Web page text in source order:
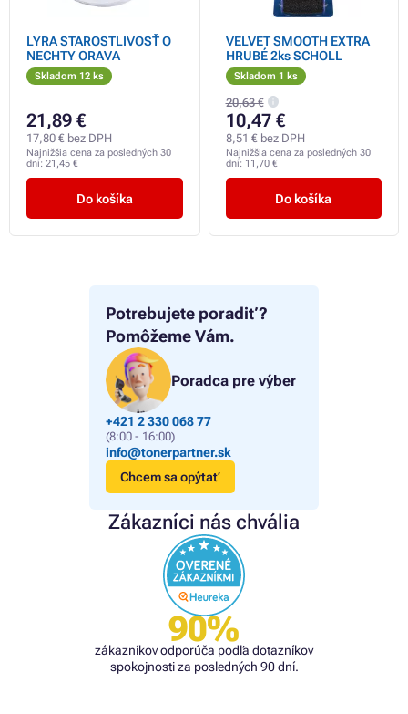
Potrebujete poradiť?
Pomôžeme Vám.
Poradca pre výber
+421 2 330 068 77
(8:00 - 16:00)
info@tonerpartner.sk
Chcem sa opýtať
Zákazníci nás chvália
90%
zákazníkov odporúča podľa dotazníkov
spokojnosti za posledných 90 dní.
LYRA STAROSTLIVOSŤ O
NECHTY ORAVA
Skladom 12 ks
21,89 €
17,80 € bez DPH
Najnižšia cena za posledných 30
dní: 21,45 €
Do košíka
VELVET SMOOTH EXTRA
HRUBÉ 2ks SCHOLL
Skladom 1 ks
20,63 €
10,47 €
8,51 € bez DPH
Najnižšia cena za posledných 30
dní: 11,70 €
Do košíka